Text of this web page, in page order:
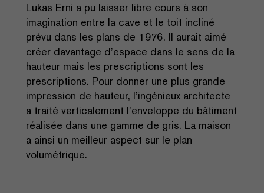
Lukas Erni a pu laisser libre cours à son
imagination entre la cave et le toit incliné
prévu dans les plans de 1976. Il aurait aimé
créer davantage d’espace dans le sens de la
hauteur mais les prescriptions sont les
prescriptions. Pour donner une plus grande
impression de hauteur, l’ingénieux architecte
a traité verticalement l’enveloppe du bâtiment
réalisée dans une gamme de gris. La maison
a ainsi un meilleur aspect sur le plan
volumétrique.